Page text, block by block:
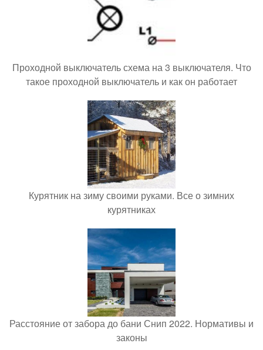
Проходной выключатель схема на 3 выключателя. Что
такое проходной выключатель и как он работает
Курятник на зиму своими руками. Все о зимних
курятниках
Расстояние от забора до бани Снип 2022. Нормативы и
законы